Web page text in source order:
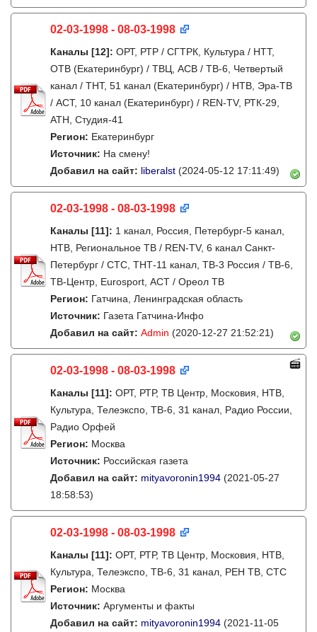
02-03-1998 - 08-03-1998
Каналы [12]: ОРТ, РТР / СГТРК, Культура / НТТ,
ОТВ (Екатеринбург) / ТВЦ, АСВ / ТВ-6, Четвертый
канал / ТНТ, 51 канал (Екатеринбург) / НТВ, Эра-ТВ
/ АСТ, 10 канал (Екатеринбург) / REN-TV, РТК-29,
АТН, Студия-41
Регион: Екатеринбург
Источник: На смену!
Добавил на сайт: liberalst (2024-05-12 17:11:49)
02-03-1998 - 08-03-1998
Каналы [11]: 1 канал, Россия, Петербург-5 канал,
НТВ, Региональное ТВ / REN-TV, 6 канал Санкт-
Петербург / СТС, ТНТ-11 канал, ТВ-3 Россия / ТВ-6,
ТВ-Центр, Eurosport, АСТ / Ореол ТВ
Регион: Гатчина, Ленинградская область
Источник: Газета Гатчина-Инфо
Добавил на сайт: Admin (2020-12-27 21:52:21)
02-03-1998 - 08-03-1998
Каналы [11]: ОРТ, РТР, ТВ Центр, Московия, НТВ,
Культура, Телеэкспо, ТВ-6, 31 канал, Радио России,
Радио Орфей
Регион: Москва
Источник: Российская газета
Добавил на сайт: mityavoronin1994 (2021-05-27
18:58:53)
02-03-1998 - 08-03-1998
Каналы [11]: ОРТ, РТР, ТВ Центр, Московия, НТВ,
Культура, Телеэкспо, ТВ-6, 31 канал, РЕН ТВ, СТС
Регион: Москва
Источник: Аргументы и факты
Добавил на сайт: mityavoronin1994 (2021-11-05